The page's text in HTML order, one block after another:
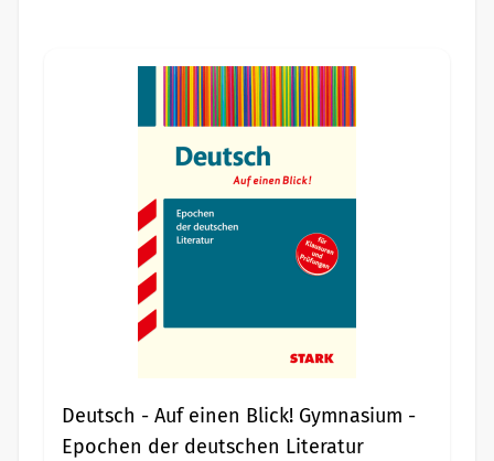
Deutsch - Auf einen Blick! Gymnasium -
Epochen der deutschen Literatur